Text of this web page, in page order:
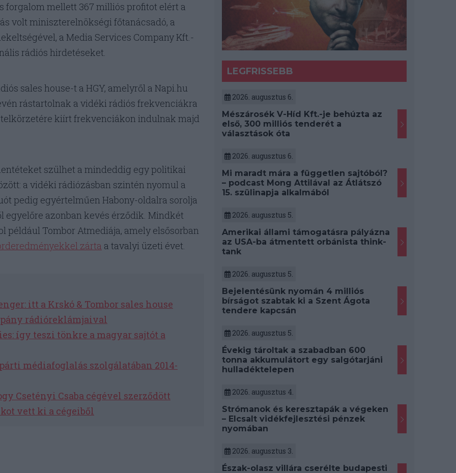
forgalom mellett 367 milliós profitot elért a
volt miniszterelnökségi főtanácsadó, a
a Media Services Company Kft.-
rádiós hirdetéseket.
sales house-t a HGY, amelyről a Napi.hu
rástartolnak a vidéki rádiós frekvenciákra
kiírt frekvenciákon indulnak majd
szülhet a mindeddig egy politikai
a vidéki rádiózásban szintén nyomul a
pedig egyértelműen Habony-oldalra sorolja
egyelőre azonban kevés érződik. Mindkét
Tombor Atmediája, amely elsősorban
zárta a tavalyi üzeti évet.
itt a Krskó & Tombor sales house
rádióreklámjaival
így teszi tönkre a magyar sajtót a
médiafoglalás szolgálatában 2014-
Csetényi Csaba cégével szerződött
vett ki a cégeiből
LEGFRISSEBB
2026. augusztus 6.
Mészárosék V-Híd Kft.-je behúzta az
első, 300 milliós tenderét a
választások óta
2026. augusztus 6.
Mi maradt mára a független sajtóból?
– podcast Mong Attilával az Átlátszó
15. szülinapja alkalmából
2026. augusztus 5.
Amerikai állami támogatásra pályázna
az USA-ba átmentett orbánista think-
tank
2026. augusztus 5.
Bejelentésünk nyomán 4 milliós
bírságot szabtak ki a Szent Ágota
tendere kapcsán
2026. augusztus 5.
Évekig tároltak a szabadban 600
tonna akkumulátort egy salgótarjáni
hulladéktelepen
2026. augusztus 4.
Strómanok és keresztapák a végeken
– Elcsalt vidékfejlesztési pénzek
nyomában
2026. augusztus 3.
Észak-olasz villára cserélte budapesti